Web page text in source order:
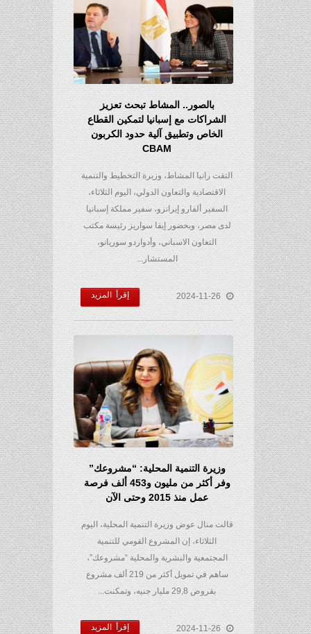
بالصور.. المشاط تبحث تعزيز
الشراكات مع إسبانيا لتمكين القطاع
الخاص وتطبيق آلية حدود الكربون
CBAM
التقت رانيا المشاط، وزيرة التخطيط والتنمية
الاقتصادية والتعاون الدولي، اليوم الثلاثاء،
السفير ألفارو إيرانزو، سفير مملكة إسبانيا
لدى مصر، وبحضور إيفا سواريز رئيسة مكتب
التعاون الاسباني، وأدواردو سوريانو،
المستشار...
2024-11-26 إقرأ المزيد
وزيرة التنمية المحلية: “مشروعك”
وفر أكثر من مليون و453 ألف فرصة
عمل منذ 2015 وحتى الآن
قالت منال عوض وزيرة التنمية المحلية، اليوم
الثلاثاء، إن المشروع القومي للتنمية
المجتمعية والبشرية والمحلية “مشروعك”،
ساهم في تمويل أكثر من 219 ألف مشروع
بقروض 29,8 مليار جنيه، وتمكنت...
2024-11-26 إقرأ المزيد